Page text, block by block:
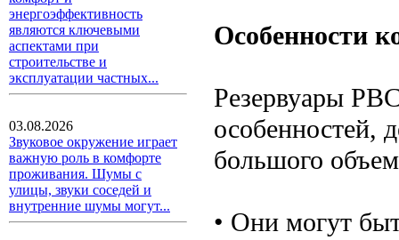
энергоэффективность
являются ключевыми
аспектами при
строительстве и
эксплуатации частных...
03.08.2026
Звуковое окружение играет
важную роль в комфорте
проживания. Шумы с
улицы, звуки соседей и
внутренние шумы могут...
Особенности
Резервуары
особенностей,
большого
• Они могут